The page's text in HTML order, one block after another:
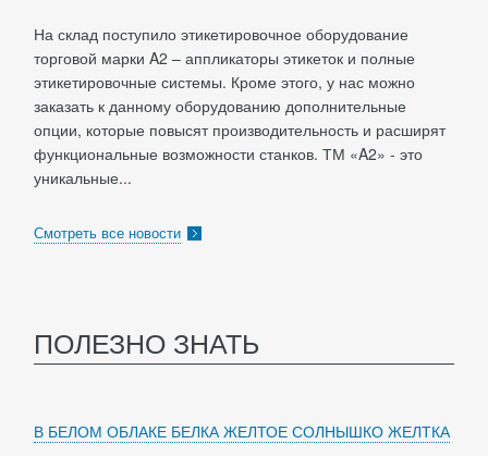
На склад поступило этикетировочное оборудование
торговой марки A2 – аппликаторы этикеток и полные
этикетировочные системы. Кроме этого, у нас можно
заказать к данному оборудованию дополнительные
опции, которые повысят производительность и расширят
функциональные возможности станков. ТМ «A2» - это
уникальные...
Смотреть все новости
ПОЛЕЗНО ЗНАТЬ
В БЕЛОМ ОБЛАКЕ БЕЛКА ЖЕЛТОЕ СОЛНЫШКО ЖЕЛТКА